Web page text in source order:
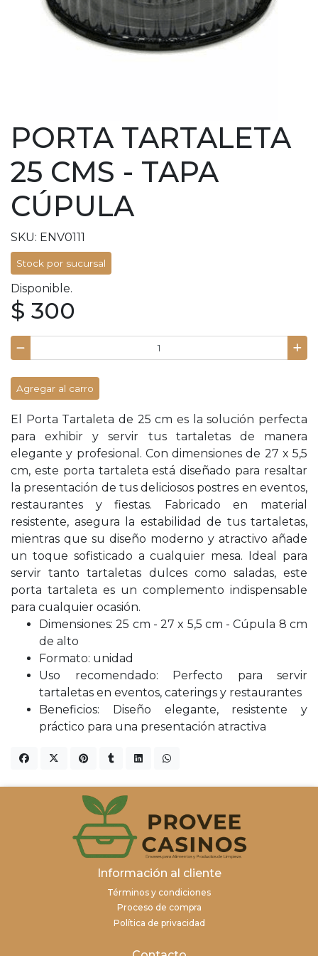
PORTA TARTALETA
25 CMS - TAPA
CÚPULA
SKU: ENV0111
Stock por sucursal
Disponible.
$ 300
Agregar al carro
El Porta Tartaleta de 25 cm es la solución perfecta
para exhibir y servir tus tartaletas de manera
elegante y profesional. Con dimensiones de 27 x 5,5
cm, este porta tartaleta está diseñado para resaltar
la presentación de tus deliciosos postres en eventos,
restaurantes y fiestas. Fabricado en material
resistente, asegura la estabilidad de tus tartaletas,
mientras que su diseño moderno y atractivo añade
un toque sofisticado a cualquier mesa. Ideal para
servir tanto tartaletas dulces como saladas, este
porta tartaleta es un complemento indispensable
para cualquier ocasión.
Dimensiones: 25 cm - 27 x 5,5 cm - Cúpula 8 cm
de alto
Formato: unidad
Uso recomendado: Perfecto para servir
tartaletas en eventos, caterings y restaurantes
Beneficios: Diseño elegante, resistente y
práctico para una presentación atractiva
Información al cliente
Términos y condiciones
Proceso de compra
Política de privacidad